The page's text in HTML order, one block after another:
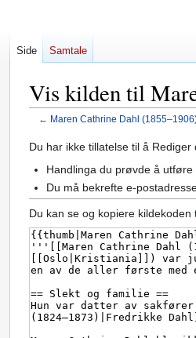
Vis kilden til
← Maren Cathrine Dahl
Hopp
navigering
Hopp
Du har ikke tillatelse til å
Handlinga du prøvde å
Du må bekrefte e-
Du kan se og kopiere kildekoden
Side Samtale